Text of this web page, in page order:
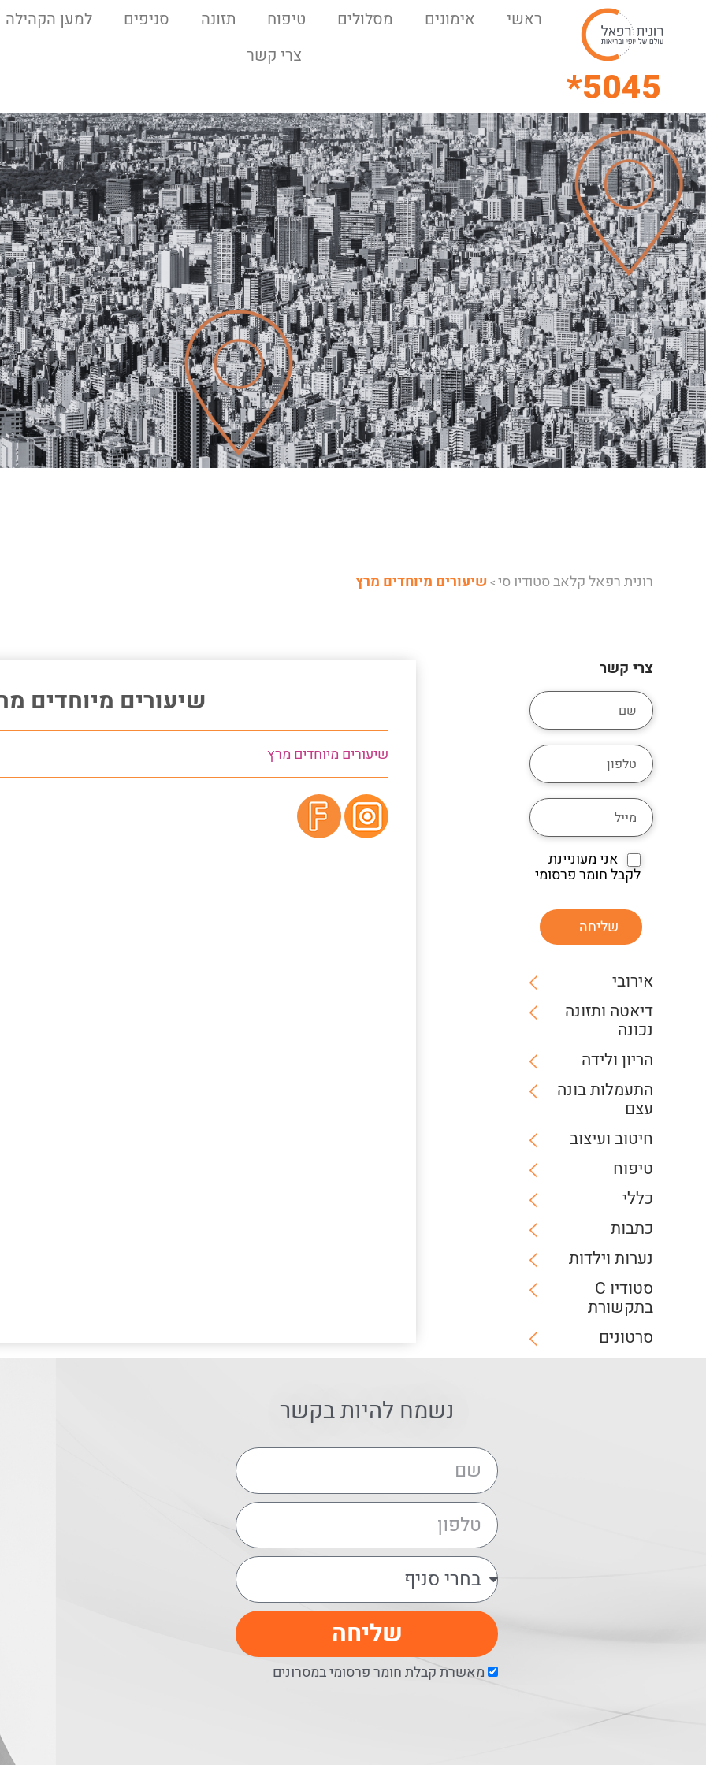
ראשי אימונים מסלולים טיפוח תזונה סניפים
למען הקהילה
צרי קשר
5045*
רונית רפאל קלאב סטודיו סי>שיעורים מיוחדים מרץ
צרי קשר
אני מעוניינת
לקבל חומר פרסומי
שליחה
אירובי
דיאטה ותזונה
נכונה
הריון ולידה
התעמלות בונה
עצם
חיטוב ועיצוב
טיפוח
כללי
כתבות
נערות וילדות
סטודיו C
בתקשורת
סרטונים
שיעורים מיוחדים
שיעורים מיוחדים מרץ
נשמח להיות בקשר
מאשרת קבלת חומר פרסומי במסרונים
שליחה